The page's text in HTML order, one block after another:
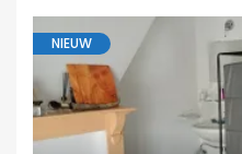
NIEUW